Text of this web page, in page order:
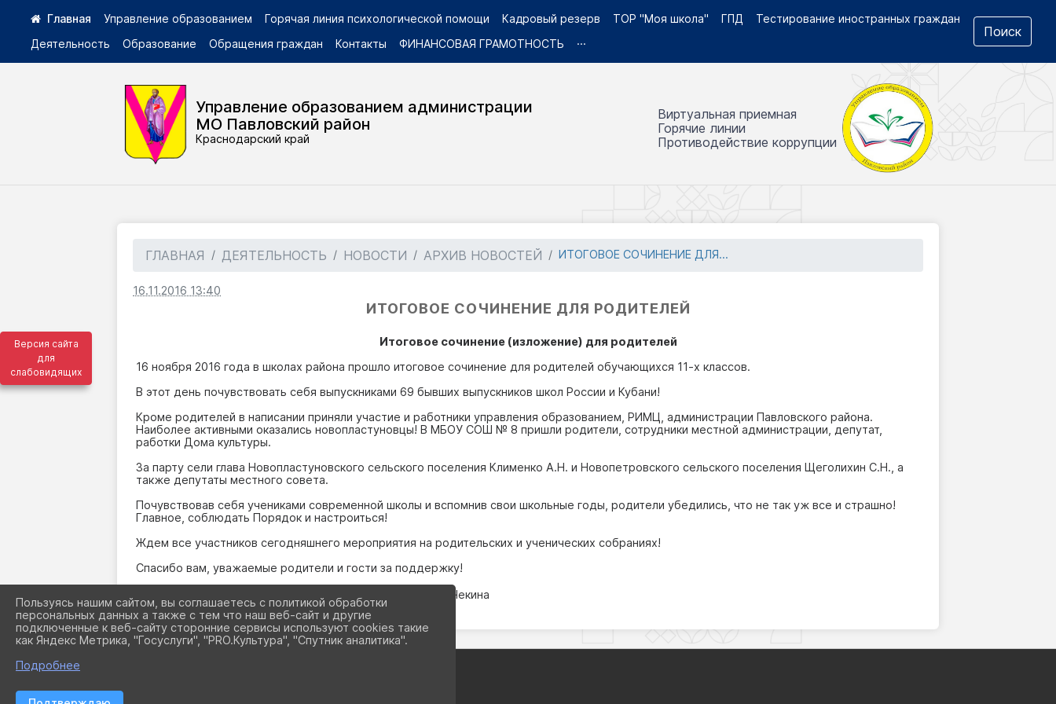
Версия сайта
для
слабовидящих
Управление образованием администрации
МО Павловский район
Краснодарский край
Виртуальная приемная
Горячие линии
Противодействие коррупции
Управление образованием Горячая линия психологической помощи Кадровый резерв ТОР "Моя школа" ГПД
Тестирование иностранных граждан
Деятельность
Образование Обращения граждан Контакты ФИНАНСОВАЯ ГРАМОТНОСТЬ ···
Поиск
ГЛАВНАЯ ДЕЯТЕЛЬНОСТЬ НОВОСТИ АРХИВ НОВОСТЕЙ ИТОГОВОЕ СОЧИНЕНИЕ ДЛЯ...
16.11.2016 13:40
ИТОГОВОЕ СОЧИНЕНИЕ ДЛЯ РОДИТЕЛЕЙ
Итоговое сочинение (изложение) для родителей
16 ноября 2016 года в школах района прошло итоговое сочинение для родителей обучающихся 11-х классов.
В этот день почувствовать себя выпускниками 69 бывших выпускников школ России и Кубани!
Кроме родителей в написании приняли участие и работники управления образованием, РИМЦ, администрации Павловского района.
Наиболее активными оказались новопластуновцы! В МБОУ СОШ № 8 пришли родители, сотрудники местной администрации, депутат,
работки Дома культуры.
За парту сели глава Новопластуновского сельского поселения Клименко А.Н. и Новопетровского сельского поселения Щеголихин С.Н., а
также депутаты местного совета.
Почувствовав себя учениками современной школы и вспомнив свои школьные годы, родители убедились, что не так уж все и страшно!
Главное, соблюдать Порядок и настроиться!
Ждем все участников сегодняшнего мероприятия на родительских и ученических собраниях!
Спасибо вам, уважаемые родители и гости за поддержку!
С уважением, начальник управления образованием Т.В. Чекина
Пользуясь нашим сайтом, вы соглашаетесь с политикой обработки
персональных данных а также с тем что наш веб-сайт и другие
подключенные к веб-сайту сторонние сервисы используют cookies такие
как Яндекс Метрика, "Госуслуги", "PRO.Культура", "Спутник аналитика".
Подробнее